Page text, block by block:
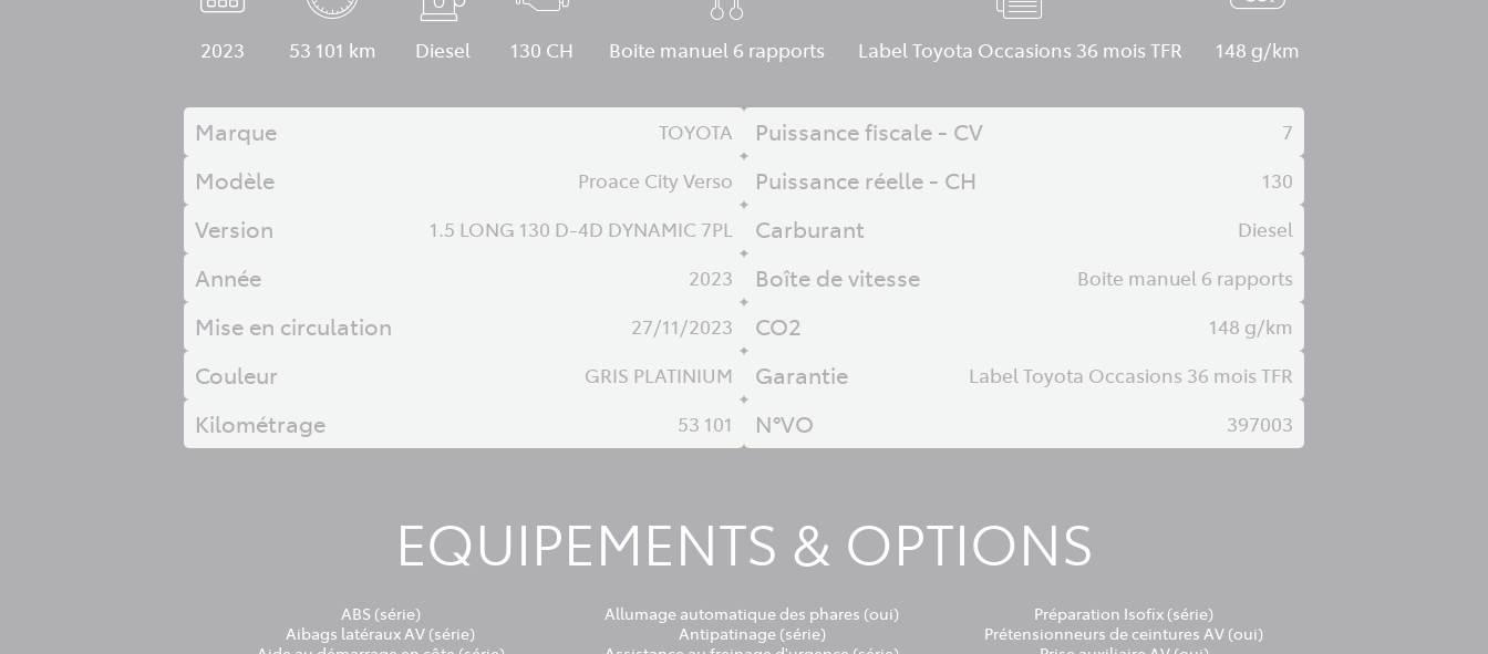
2023 53 101 km Diesel 130 CH Boite manuel 6 rapports Label Toyota Occasions 36 mois TFR 148 g/km
Marque TOYOTA
Modèle Proace City Verso
Version 1.5 LONG 130 D-4D DYNAMIC 7PL
Année 2023
Mise en circulation 27/11/2023
Couleur GRIS PLATINIUM
Kilométrage 53 101
Puissance fiscale - CV 7
Puissance réelle - CH 130
Carburant Diesel
Boîte de vitesse Boite manuel 6 rapports
CO2 148 g/km
Garantie Label Toyota Occasions 36 mois TFR
N°VO 397003
EQUIPEMENTS & OPTIONS
ABS (série)
Aibags latéraux AV (série)
Allumage automatique des phares (oui)
Antipatinage (série)
Préparation Isofix (série)
Prétensionneurs de ceintures AV (oui)